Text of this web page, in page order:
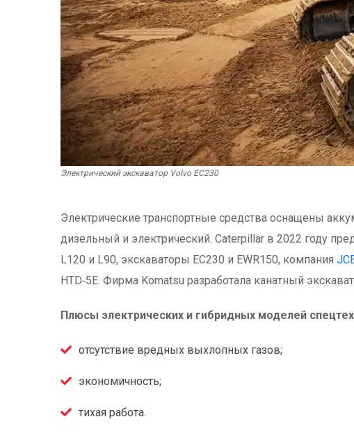
Электрический экскаватор Volvo EC230
Электрические транспортные средства оснащены
дизельный и электрический. Caterpillar в 2022 году
L120 и L90, экскаваторы EC230 и EWR150, компания
HTD‑5E. Фирма Komatsu разработала канатный
Плюсы электрических и гибридных моделей
отсутствие вредных выхлопных газов;
экономичность;
тихая работа.